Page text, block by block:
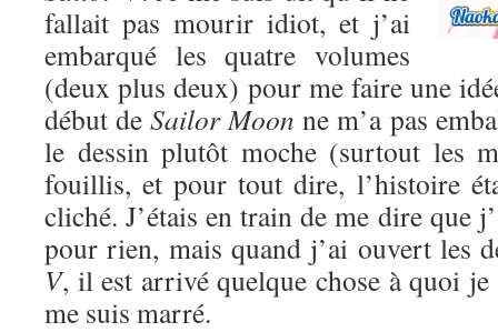
fallait pas mourir idiot, et j’ai
embarqué les quatre volumes
(deux plus deux) pour me faire une
début deSailor Moon ne m’a pas
le dessin plutôt moche (surtout les
fouillis, et pour tout dire, l’histoire
cliché. J’étais en train de me dire que
pour rien, mais quand j’ai ouvert les
V, il est arrivé quelque chose à quoi je
me suis marré.